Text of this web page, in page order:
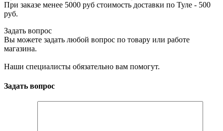
При заказе менее 5000 руб стоимость доставки по Туле - 500
руб.
Задать вопрос
Вы можете задать любой вопрос по товару или работе
магазина.
Наши специалисты обязательно вам помогут.
Задать вопрос